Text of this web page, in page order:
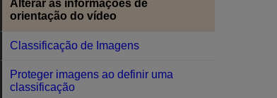
Alterar as informações de
orientação do vídeo
Classificação de Imagens
Proteger imagens ao definir uma
classificação